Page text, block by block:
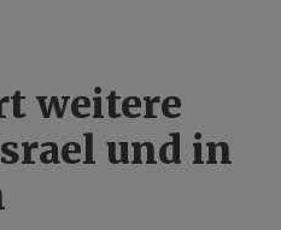
weitere
und in